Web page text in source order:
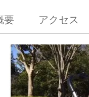
要 アクセス